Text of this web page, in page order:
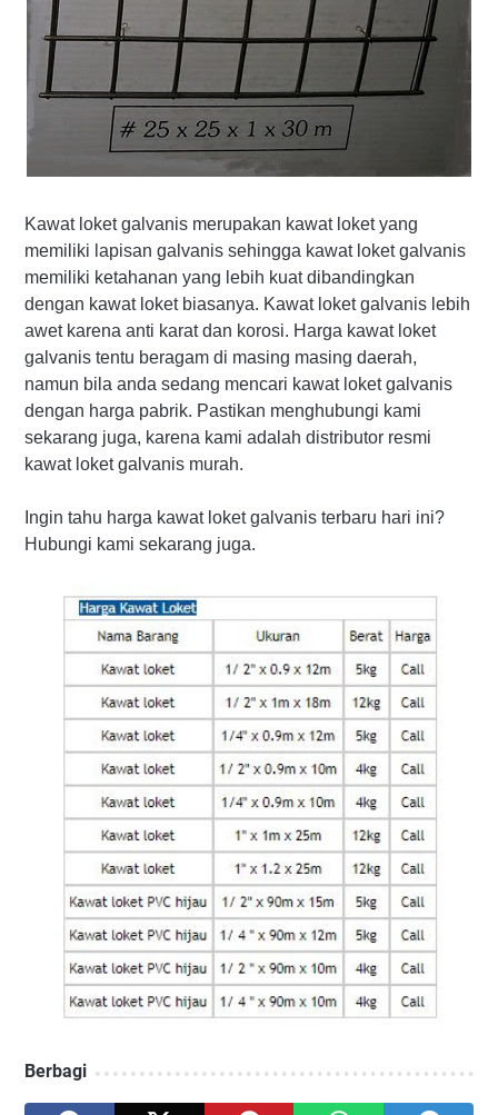
Kawat loket galvanis merupakan kawat loket yang
memiliki lapisan galvanis sehingga kawat loket galvanis
memiliki ketahanan yang lebih kuat dibandingkan
dengan kawat loket biasanya. Kawat loket galvanis lebih
awet karena anti karat dan korosi. Harga kawat loket
galvanis tentu beragam di masing masing daerah,
namun bila anda sedang mencari kawat loket galvanis
dengan harga pabrik. Pastikan menghubungi kami
sekarang juga, karena kami adalah distributor resmi
kawat loket galvanis murah.
Ingin tahu harga kawat loket galvanis terbaru hari ini?
Hubungi kami sekarang juga.
Berbagi